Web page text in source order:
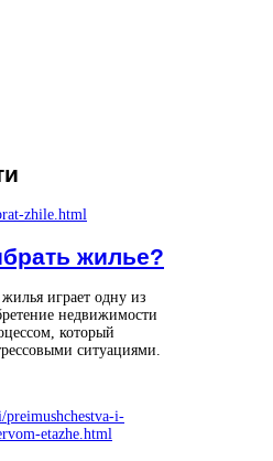
жилье?
играет одну из
недвижимости
который
ситуациями.